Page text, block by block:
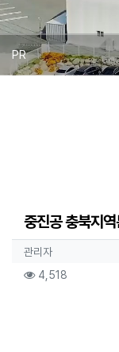
중진공 충북지
작성자 정보
관리자작성
컨텐츠 정보
4,518